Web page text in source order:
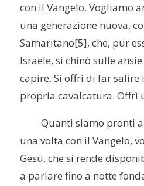
con il Vangelo. Vogliamo
una generazione nuova,
Samaritano[5], che, pur
Israele, si chinò sulle
capire. Si offrì di far
propria cavalcatura. Offrì
Quanti siamo pronti a
una volta con il Vangelo,
Gesù, che si rende
a parlare fino a notte